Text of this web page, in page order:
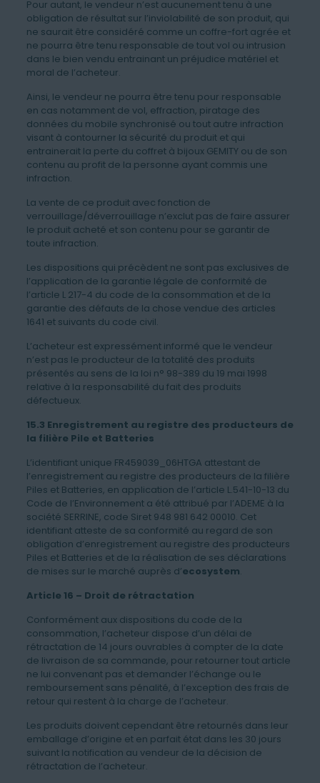
Pour autant, le vendeur n’est aucunement tenu à une
obligation de résultat sur l’inviolabilité de son produit, qui
ne saurait être considéré comme un coffre-fort agrée et
ne pourra être tenu responsable de tout vol ou intrusion
dans le bien vendu entrainant un préjudice matériel et
moral de l’acheteur.
Ainsi, le vendeur ne pourra être tenu pour responsable
en cas notamment de vol, effraction, piratage des
données du mobile synchronisé ou tout autre infraction
visant à contourner la sécurité du produit et qui
entrainerait la perte du coffret à bijoux GEMITY ou de son
contenu au profit de la personne ayant commis une
infraction.
La vente de ce produit avec fonction de
verrouillage/déverrouillage n’exclut pas de faire assurer
le produit acheté et son contenu pour se garantir de
toute infraction.
Les dispositions qui précèdent ne sont pas exclusives de
l’application de la garantie légale de conformité de
l’article L 217-4 du code de la consommation et de la
garantie des défauts de la chose vendue des articles
1641 et suivants du code civil.
L’acheteur est expressément informé que le vendeur
n’est pas le producteur de la totalité des produits
présentés au sens de la loi n° 98-389 du 19 mai 1998
relative à la responsabilité du fait des produits
défectueux.
15.3 Enregistrement au registre des producteurs de
la filière Pile et Batteries
L’identifiant unique FR459039_06HTGA attestant de
l’enregistrement au registre des producteurs de la filière
Piles et Batteries, en application de l’article L.541-10-13 du
Code de l’Environnement a été attribué par l’ADEME à la
société SERRINE, code Siret 948 981 642 00010. Cet
identifiant atteste de sa conformité au regard de son
obligation d’enregistrement au registre des producteurs
Piles et Batteries et de la réalisation de ses déclarations
de mises sur le marché auprès d’ecosystem.
Article 16 – Droit de rétractation
Conformément aux dispositions du code de la
consommation, l’acheteur dispose d’un délai de
rétractation de 14 jours ouvrables à compter de la date
de livraison de sa commande, pour retourner tout article
ne lui convenant pas et demander l’échange ou le
remboursement sans pénalité, à l’exception des frais de
retour qui restent à la charge de l’acheteur.
Les produits doivent cependant être retournés dans leur
emballage d’origine et en parfait état dans les 30 jours
suivant la notification au vendeur de la décision de
rétractation de l’acheteur.